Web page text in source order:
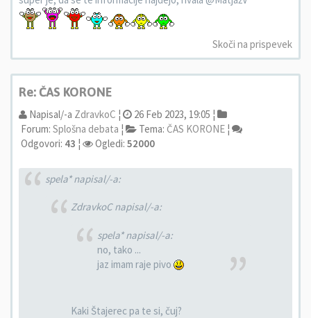
Skoči na prispevek
Re: ČAS KORONE
Napisal/-a ZdravkoC ¦
26 Feb 2023, 19:05 ¦
Forum: Splošna debata ¦ Tema: ČAS KORONE ¦
Odgovori: 43 ¦ Ogledi: 52000
spela* napisal/-a:
ZdravkoC napisal/-a:
spela* napisal/-a:
no, tako ...
jaz imam raje pivo
Kaki Štajerec pa te si, čuj?